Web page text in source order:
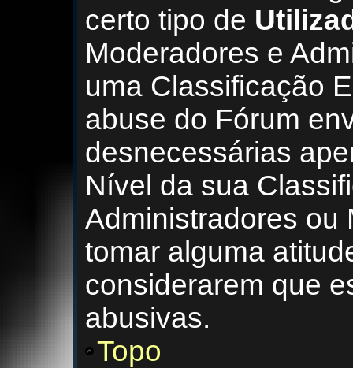
certo tipo de
Moderadores e
uma Classificação
abuse do Fórum
desnecessárias
Nível da sua
Administradores ou
tomar alguma
considerarem que
abusivas.
Topo